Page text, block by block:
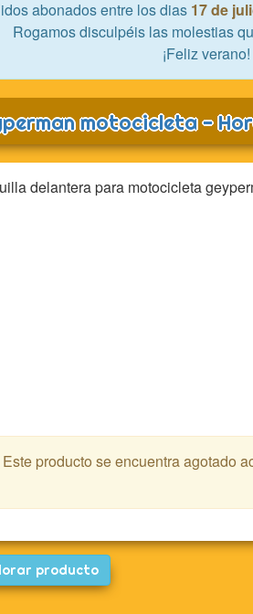
abonados entre los dias 17 de
Rogamos disculpéis las molestias
¡Feliz verano!
motocicleta -
delantera para motocicleta
Este producto se encuentra agotado
producto